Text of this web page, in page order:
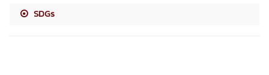
SDGs